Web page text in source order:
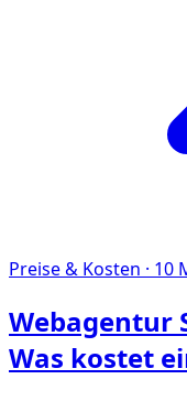
Preise & Kosten · 10
Webagentur
Was kostet